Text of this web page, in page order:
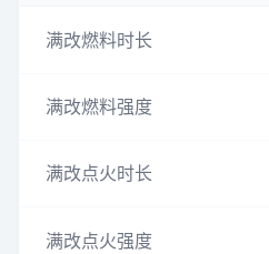
满改燃料时长
满改燃料强度
满改点火时长
满改点火强度